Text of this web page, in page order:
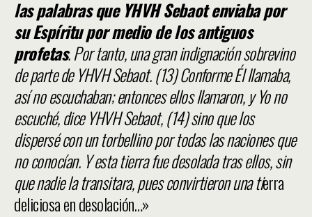
las palabras que YHVH Sebaot enviaba por
su Espíritu por medio de los antiguos
profetas. Por tanto, una gran indignación sobrevino
de parte de YHVH Sebaot. (13) Conforme Él llamaba,
así no escuchaban; entonces ellos llamaron, y Yo no
escuché, dice YHVH Sebaot, (14) sino que los
dispersé con un torbellino por todas las naciones que
no conocían. Y esta tierra fue desolada tras ellos, sin
que nadie la transitara, pues convirtieron una tierra
deliciosa en desolación…»